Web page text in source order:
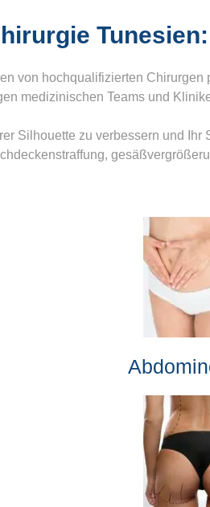
von hochqualifizierten
medizinischen Teams und
Silhouette zu verbessern und